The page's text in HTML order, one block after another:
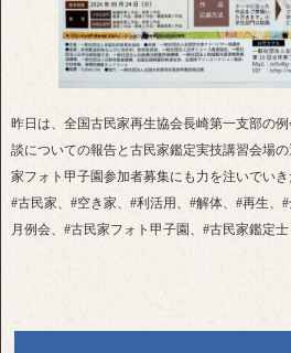
昨日は、全国古民家再生協会長崎第一支部の
談についての報告と古民家鑑定実技講習会場
家フォト甲子園参加者募集にも力を注いでいき
#古民家、#空き家、#利活用、#解体、#再生、
月例会、#古民家フォト甲子園、#古民家鑑定士